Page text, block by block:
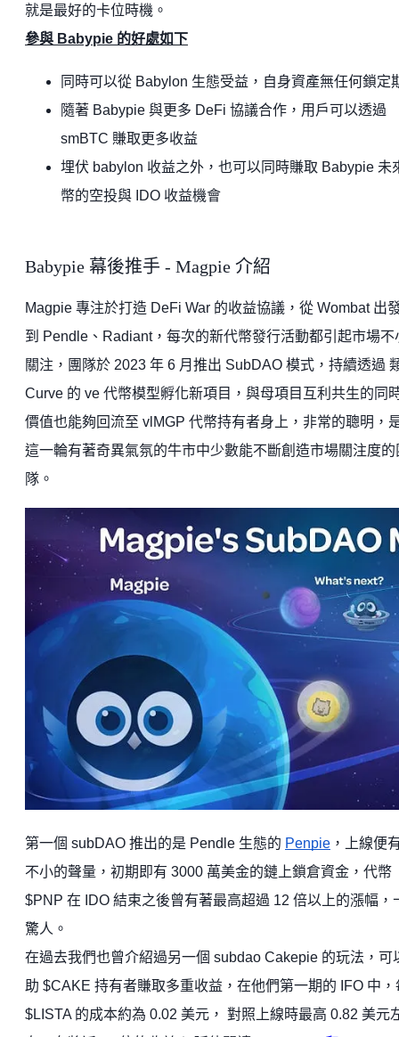
就是最好的卡位時機。
參與 Babypie 的好處如下
同時可以從 Babylon 生態受益，自身資產無任何鎖定
隨著 Babypie 與更多 DeFi 協議合作，用戶可以透過
smBTC 賺取更多收益
埋伏 babylon 收益之外，也可以同時賺取 Babypie 未
幣的空投與 IDO 收益機會
Babypie 幕後推手 - Magpie 介紹
Magpie 專注於打造 DeFi War 的收益協議，從 Wombat 出
到 Pendle、Radiant，每次的新代幣發行活動都引起市場不
關注，團隊於 2023 年 6 月推出 SubDAO 模式，持續透過
Curve 的 ve 代幣模型孵化新項目，與母項目互利共生的同
價值也能夠回流至 vlMGP 代幣持有者身上，非常的聰明，
這一輪有著奇異氣氛的牛市中少數能不斷創造市場關注度的
隊。
第一個 subDAO 推出的是 Pendle 生態的 Penpie ，上線便
不小的聲量，初期即有 3000 萬美金的鏈上鎖倉資金，代幣
$PNP 在 IDO 結束之後曾有著最高超過 12 倍以上的漲幅，
驚人。
在過去我們也曾介紹過另一個 subdao Cakepie 的玩法，可
助 $CAKE 持有者賺取多重收益，在他們第一期的 IFO 中，
$LISTA 的成本約為 0.02 美元， 對照上線時最高 0.82 美元